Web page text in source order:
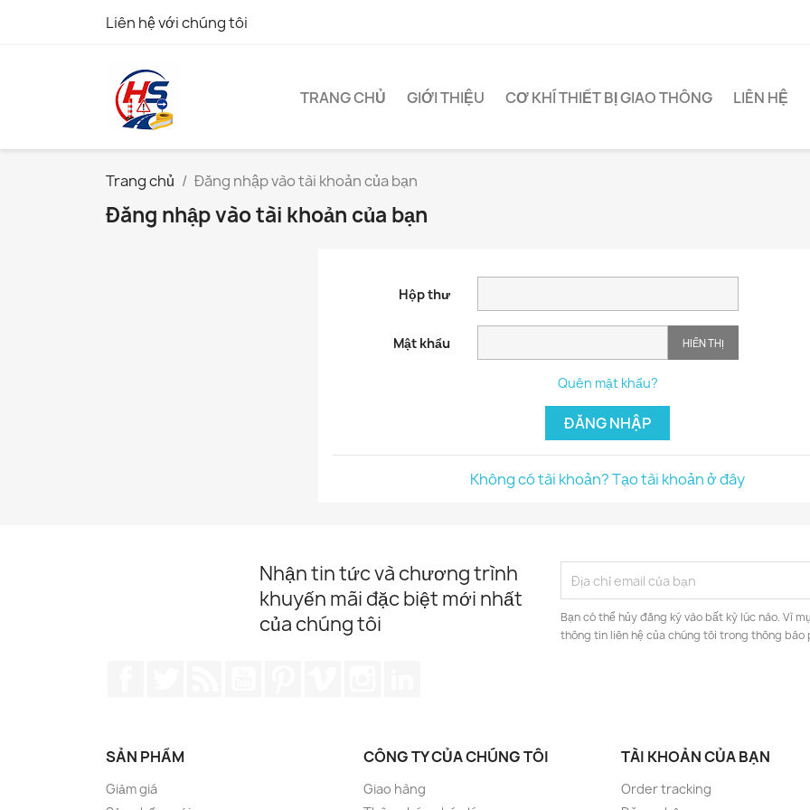
Liên hệ với chúng tôi
TRANG CHỦ GIỚI THIỆU CƠ KHÍ THIẾT BỊ GIAO THÔNG LIÊN HỆ
Trang chủ Đăng nhập vào tài khoản của bạn
Đăng nhập vào tài khoản của bạn
Hộp thư
Mật khẩu HIỂN THỊ
Quên mật khẩu?
ĐĂNG NHẬP
Không có tài khoản? Tạo tài khoản ở đây
Nhận tin tức và chương trình
khuyến mãi đặc biệt mới nhất
của chúng tôi
Bạn có thể hủy đăng ký vào bất kỳ lúc nào. Vì
thông tin liên hệ của chúng tôi trong thông báo
SẢN PHẨM
Giảm giá
CÔNG TY CỦA CHÚNG TÔI
Giao hàng
TÀI KHOẢN CỦA BẠN
Order tracking